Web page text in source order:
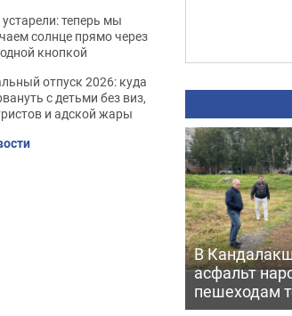
В
асфальт
пешеходам
теперь мы
солнце прямо через
кнопкой
отпуск 2026: куда
с детьми без виз,
и адской жары